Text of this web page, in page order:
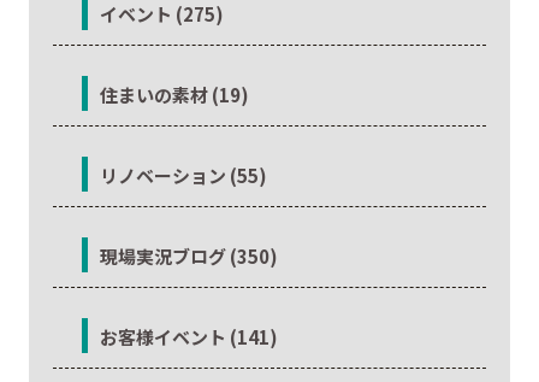
イベント (275)
住まいの素材 (19)
リノベーション (55)
現場実況ブログ (350)
お客様イベント (141)